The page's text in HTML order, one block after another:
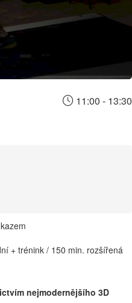
11:00 - 13:30
+ trénink / 150 min. rozšířená
nejmodernějšího 3D